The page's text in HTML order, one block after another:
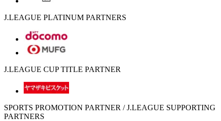
J.LEAGUE PLATINUM PARTNERS
J.LEAGUE CUP TITLE PARTNER
SPORTS PROMOTION PARTNER / J.LEAGUE SUPPORTING
PARTNERS